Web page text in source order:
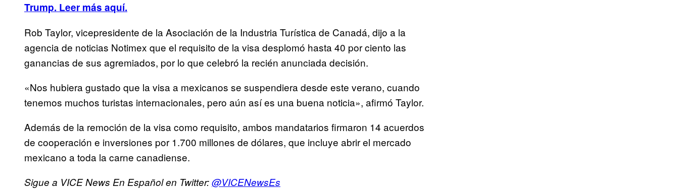
Trump. Leer más aquí.
Rob Taylor, vicepresidente de la Asociación de la Industria Turística de Canadá, dijo a la
agencia de noticias Notimex que el requisito de la visa desplomó hasta 40 por ciento las
ganancias de sus agremiados, por lo que celebró la recién anunciada decisión.
«Nos hubiera gustado que la visa a mexicanos se suspendiera desde este verano, cuando
tenemos muchos turistas internacionales, pero aún así es una buena noticia», afirmó Taylor.
Además de la remoción de la visa como requisito, ambos mandatarios firmaron 14 acuerdos
de cooperación e inversiones por 1.700 millones de dólares, que incluye abrir el mercado
mexicano a toda la carne canadiense.
Sigue a VICE News En Español en Twitter:@VICENewsEs